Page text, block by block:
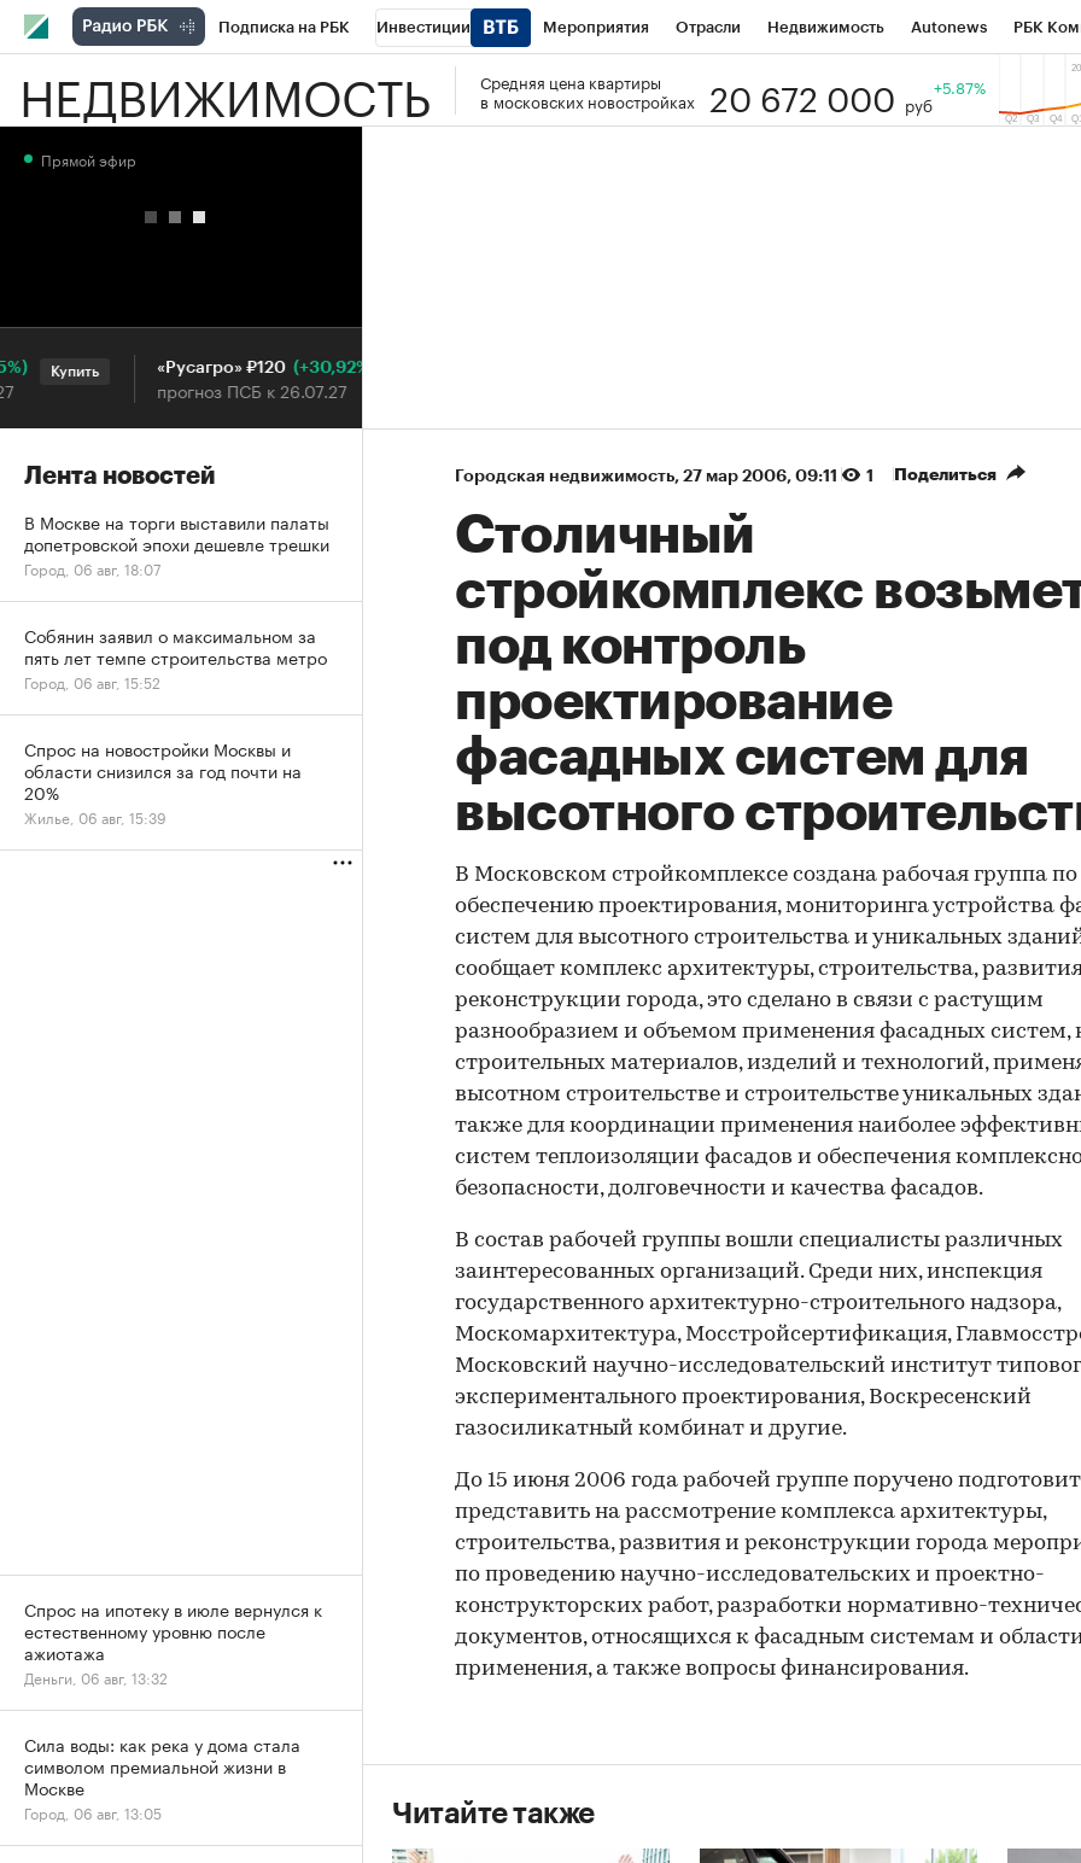
Подписка на РБК Инвестиции Мероприятия Отрасли Недвижимость Autonews РБК
РБК Вино Спорт Школа управления РБК РБК Образование Тренды
НЕДВИЖИМОСТЬ
Средняя цена квартиры
в московских новостройках
20 672 000 руб
+5.87%
Городская недвижимость⁠, 27 мар 2006, 09:11 1 Поделиться
Столичный
стройкомплекс
под контроль
проектирование
фасадных систем для
высотного
В Московском стройкомплексе создана рабочая группа по
обеспечению проектирования, мониторинга устройства
систем для высотного строительства и уникальных
сообщает комплекс архитектуры, строительства,
реконструкции города, это сделано в связи с растущим
разнообразием и объемом применения фасадных систем,
строительных материалов, изделий и технологий,
высотном строительстве и строительстве уникальных
также для координации применения наиболее
систем теплоизоляции фасадов и обеспечения
безопасности, долговечности и качества фасадов.
В состав рабочей группы вошли специалисты различных
заинтересованных организаций. Среди них, инспекция
государственного архитектурно-строительного надзора,
Москомархитектура, Мосстройсертификация,
Московский научно-исследовательский институт
экспериментального проектирования, Воскресенский
газосиликатный комбинат и другие.
До 15 июня 2006 года рабочей группе поручено
представить на рассмотрение комплекса архитектуры,
строительства, развития и реконструкции города
по проведению научно-исследовательских и проектно-
конструкторских работ, разработки нормативно-
документов, относящихся к фасадным системам и
применения, а также вопросы финансирования.
Читайте также
Прямой эфир
Купить «Русагро» ₽120 (+30,92%)
прогноз ПСБ к 26.07.27
Лента новостей
В Москве на торги выставили палаты
допетровской эпохи дешевле трешки
Город, 06 авг, 18:07
Собянин заявил о максимальном за
пять лет темпе строительства метро
Город, 06 авг, 15:52
Спрос на новостройки Москвы и
области снизился за год почти на
20%
Жилье, 06 авг, 15:39
Спрос на ипотеку в июле вернулся к
естественному уровню после
ажиотажа
Деньги, 06 авг, 13:32
Сила воды: как река у дома стала
символом премиальной жизни в
Москве
Город, 06 авг, 13:05